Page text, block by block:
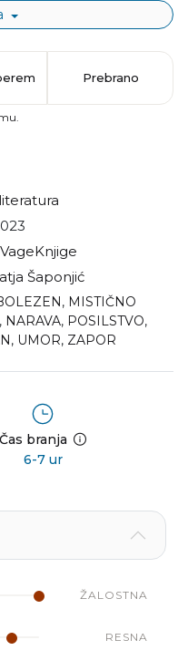
Šaponjić
, MISTIČNO
, NARAVA, POSILSTVO,
, UMOR, ZAPOR
Čas branja
6-7 ur
Prebrano
ŽALOSTNA
RESNA